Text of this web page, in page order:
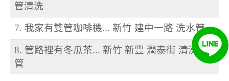
管清洗
7. 我家有雙管咖啡機... 新竹 建中一路 洗水管
8. 管路裡有冬瓜茶... 新竹 新豐 潤泰街 清洗水
管